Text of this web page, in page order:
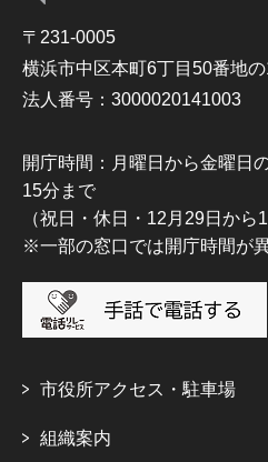
〒231-0005
横浜市中区本町6丁目50番地
法人番号：3000020141003
開庁時間：月曜日から金曜日
15分まで
（祝日・休日・12月29日から
※一部の窓口では開庁時間が
市役所アクセス・駐車場
組織案内